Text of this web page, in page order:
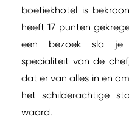
boetiekhotel is
heeft 17 punten
een bezoek sla je
specialiteit van de
dat er van alles in en
het schilderachtige
waard.